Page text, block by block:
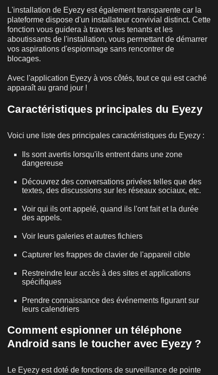
L'installation de Eyezy est également transparente car la
plateforme dispose d'un installateur convivial distinct. Cette
fonction vous guidera à travers les tenants et les
aboutissants de l'installation, vous permettant de démarrer
vos aspirations d'espionnage sans rencontrer de
blocages.
Avec l'application Eyezy à vos côtés, tout ce qui est caché
apparaît au grand jour !
Caractéristiques principales du Eyezy
Voici une liste des principales caractéristiques du Eyezy :
Ils sont avertis lorsqu'ils entrent dans une zone
dangereuse
Découvrez des conversations privées telles que des
textes, des discussions sur les réseaux sociaux, etc.
Voir qui ils ont appelé, quand ils l'ont fait et la durée
des appels.
Voir leurs galeries et autres fichiers
Capturer les frappes de clavier de l'appareil cible
Restreindre leur accès à des sites et applications
spécifiques
Prendre connaissance des événements figurant sur
leurs calendriers
Comment espionner un téléphone
Android sans le toucher avec Eyezy ?
Le Eyezy est doté de fonctions de surveillance de pointe